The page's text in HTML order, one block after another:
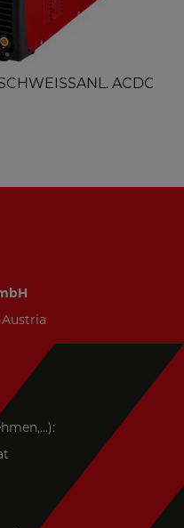
ACDC
Austria